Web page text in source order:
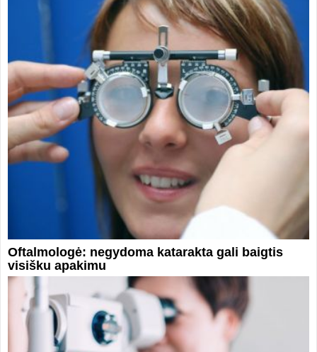
Oftalmologė: negydoma katarakta gali baigtis
visišku apakimu